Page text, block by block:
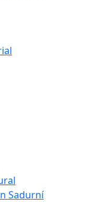
Sadurní